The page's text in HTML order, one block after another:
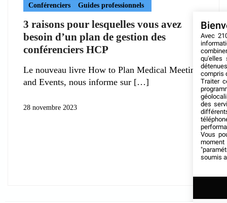
Conférenciers Guides professionnels
3 raisons pour lesquelles vous avez
besoin d’un plan de gestion des
conférenciers HCP
Le nouveau livre How to Plan Medical Meetings
and Events, nous informe sur
28 novembre 2023
Avec
qu'elles
compris
Traiter
des
Vous
soumis